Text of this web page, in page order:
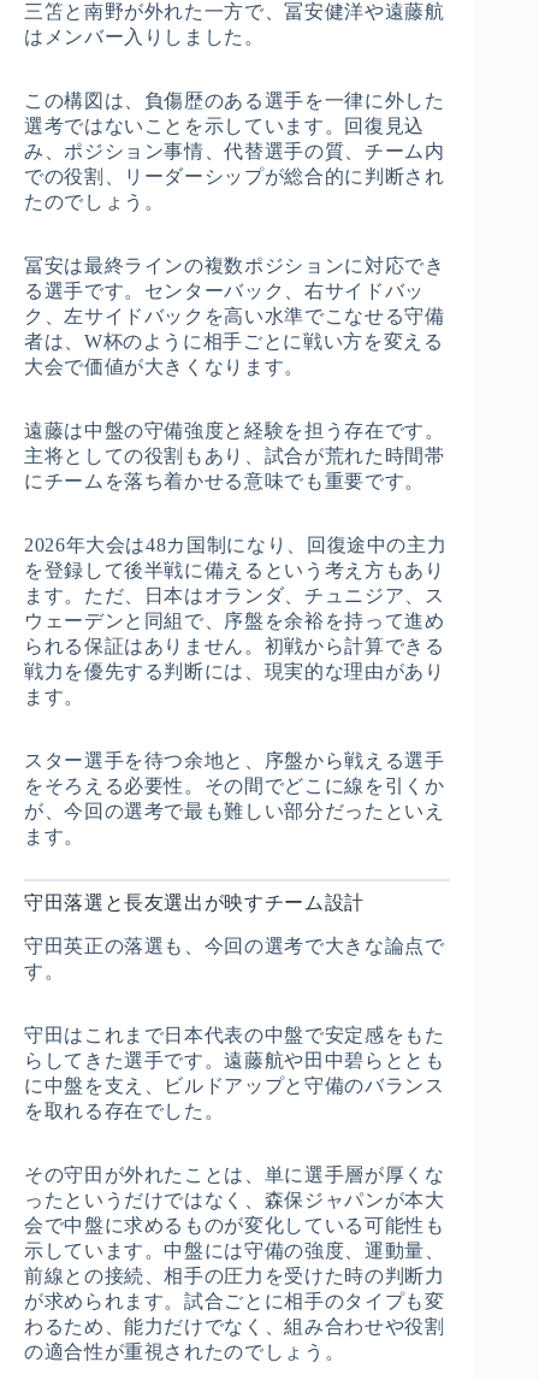
三笘と南野が外れた一方で、冨安健洋や遠藤航
はメンバー入りしました。
この構図は、負傷歴のある選手を一律に外した
選考ではないことを示しています。回復見込
み、ポジション事情、代替選手の質、チーム内
での役割、リーダーシップが総合的に判断され
たのでしょう。
冨安は最終ラインの複数ポジションに対応でき
る選手です。センターバック、右サイドバッ
ク、左サイドバックを高い水準でこなせる守備
者は、W杯のように相手ごとに戦い方を変える
大会で価値が大きくなります。
遠藤は中盤の守備強度と経験を担う存在です。
主将としての役割もあり、試合が荒れた時間帯
にチームを落ち着かせる意味でも重要です。
2026年大会は48カ国制になり、回復途中の主力
を登録して後半戦に備えるという考え方もあり
ます。ただ、日本はオランダ、チュニジア、ス
ウェーデンと同組で、序盤を余裕を持って進め
られる保証はありません。初戦から計算できる
戦力を優先する判断には、現実的な理由があり
ます。
スター選手を待つ余地と、序盤から戦える選手
をそろえる必要性。その間でどこに線を引くか
が、今回の選考で最も難しい部分だったといえ
ます。
守田落選と長友選出が映すチーム設計
守田英正の落選も、今回の選考で大きな論点で
す。
守田はこれまで日本代表の中盤で安定感をもた
らしてきた選手です。遠藤航や田中碧らととも
に中盤を支え、ビルドアップと守備のバランス
を取れる存在でした。
その守田が外れたことは、単に選手層が厚くな
ったというだけではなく、森保ジャパンが本大
会で中盤に求めるものが変化している可能性も
示しています。中盤には守備の強度、運動量、
前線との接続、相手の圧力を受けた時の判断力
が求められます。試合ごとに相手のタイプも変
わるため、能力だけでなく、組み合わせや役割
の適合性が重視されたのでしょう。